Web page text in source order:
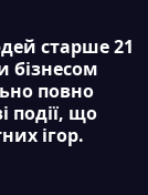
старше 21
бізнесом
повно
події, що
ігор.